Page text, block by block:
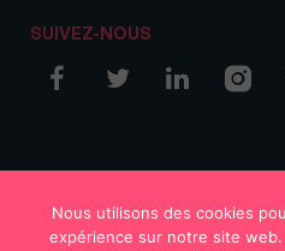
SUIVEZ-NOUS
Nous utilisons des cookies
expérience sur notre site